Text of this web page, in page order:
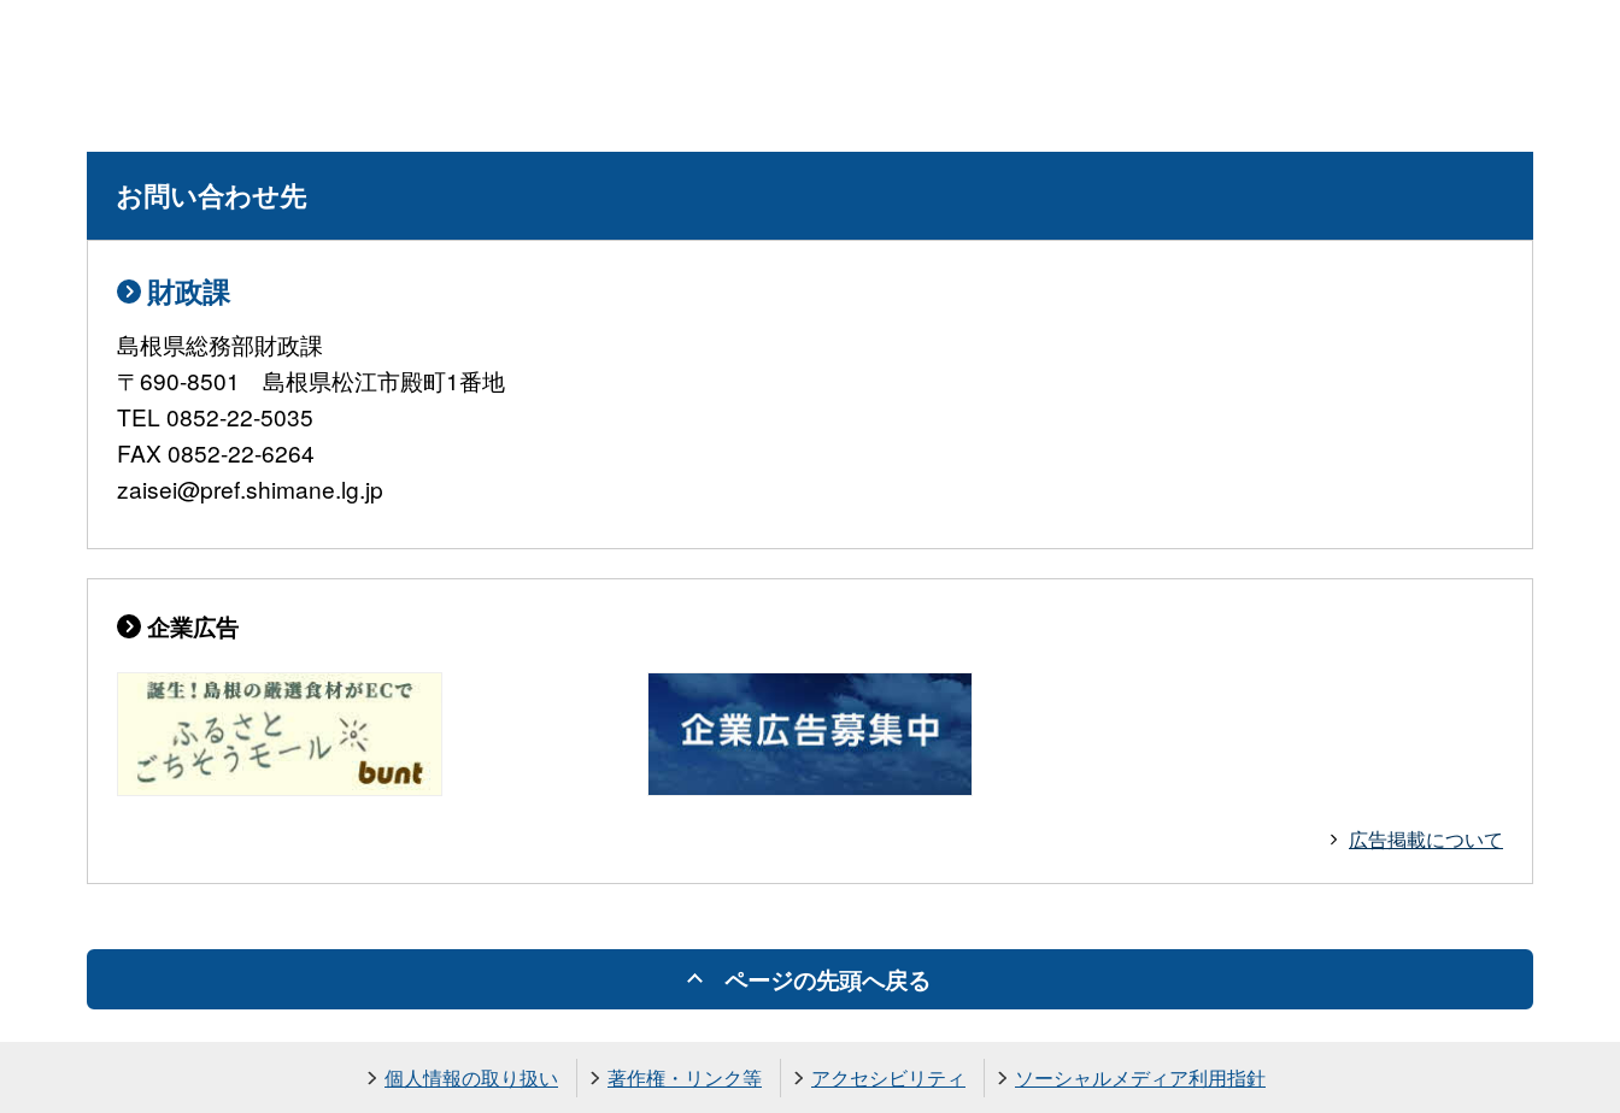
お問い合わせ先
財政課
島根県総務部財政課
〒690-8501 島根県松江市殿町1番地
TEL 0852-22-5035
FAX 0852-22-6264
zaisei@pref.shimane.lg.jp
企業広告
広告掲載について
ページの先頭へ戻る
個人情報の取り扱い 著作権・リンク等 アクセシビリティ ソーシャルメディア利用指針